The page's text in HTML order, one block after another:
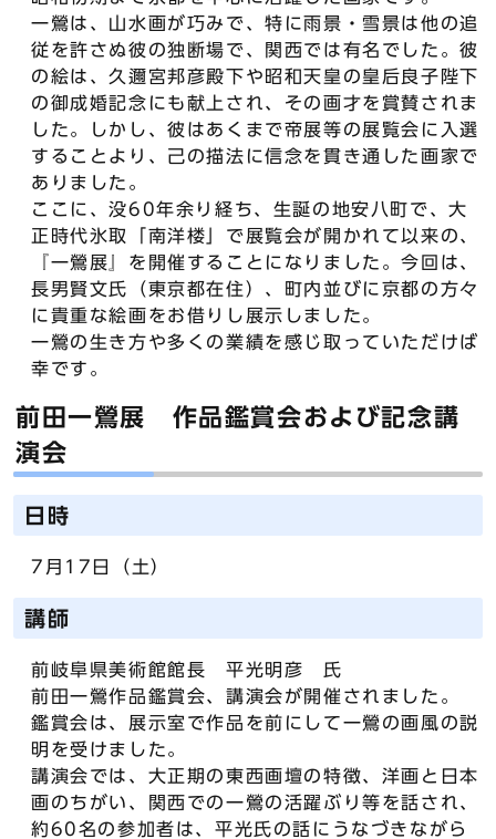
一鶯は、山水画が巧みで、特に雨景・雪景は他の追
従を許さぬ彼の独断場で、関西では有名でした。彼
の絵は、久邇宮邦彦殿下や昭和天皇の皇后良子陛下
の御成婚記念にも献上され、その画才を賞賛されま
した。しかし、彼はあくまで帝展等の展覧会に入選
することより、己の描法に信念を貫き通した画家で
ありました。
ここに、没60年余り経ち、生誕の地安八町で、大
正時代氷取「南洋楼」で展覧会が開かれて以来の、
『一鶯展』を開催することになりました。今回は、
長男賢文氏（東京都在住）、町内並びに京都の方々
に貴重な絵画をお借りし展示しました。
一鶯の生き方や多くの業績を感じ取っていただけば
幸です。
前田一鶯展 作品鑑賞会および記念講
演会
日時
7月17日（土）
講師
前岐阜県美術館館長 平光明彦 氏
前田一鶯作品鑑賞会、講演会が開催されました。
鑑賞会は、展示室で作品を前にして一鶯の画風の説
明を受けました。
講演会では、大正期の東西画壇の特徴、洋画と日本
画のちがい、関西での一鶯の活躍ぶり等を話され、
約60名の参加者は、平光氏の話にうなづきながら